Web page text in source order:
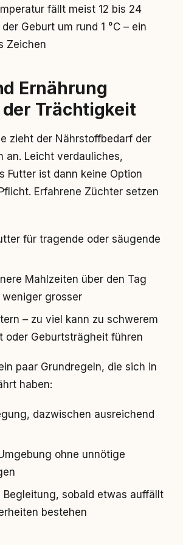
fällt meist 12 bis 24
Geburt um rund 1 °C – ein
Zeichen
Ernährung
Trächtigkeit
zieht der Nährstoffbedarf der
an. Leicht verdauliches,
Futter ist dann keine Option
Erfahrene Züchter setzen
für tragende oder säugende
Mahlzeiten über den Tag
grosser
– zu viel kann zu schwerem
oder Geburtsträgheit führen
paar Grundregeln, die sich in
haben:
dazwischen ausreichend
ohne unnötige
Begleitung, sobald etwas auffällt
bestehen